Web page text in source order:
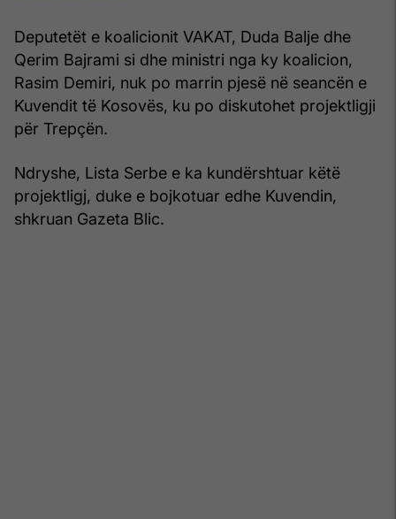
Deputetët e koalicionit VAKAT, Duda Balje dhe
Qerim Bajrami si dhe ministri nga ky koalicion,
Rasim Demiri, nuk po marrin pjesë në seancën e
Kuvendit të Kosovës, ku po diskutohet projektligji
për Trepçën.
Ndryshe, Lista Serbe e ka kundërshtuar këtë
projektligj, duke e bojkotuar edhe Kuvendin,
shkruan Gazeta Blic.